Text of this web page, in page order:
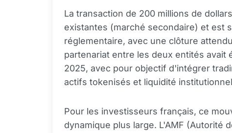
La transaction de 200 millions de
existantes (marché secondaire) et est
réglementaire, avec une clôture
partenariat entre les deux entités avait
2025, avec pour objectif d'intégrer
actifs tokenisés et liquidité
Pour les investisseurs français, ce
dynamique plus large. L'AMF (Autorité